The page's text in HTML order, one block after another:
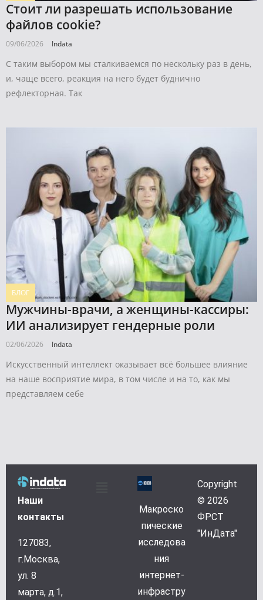
Стоит ли разрешать использование
файлов cookie?
09/06/2026 Indata
С таким выбором мы сталкиваемся по нескольку раз в день,
и, чаще всего, реакция на него будет буднично
рефлекторная. Так
БЛОГ
Мужчины-врачи, а женщины-кассиры:
ИИ анализирует гендерные роли
02/06/2026 Indata
Искусственный интеллект оказывает всё большее влияние
на наше восприятие мира, в том числе и на то, как мы
представляем себе
Наши
контакты
127083,
г.Москва,
ул. 8
марта, д.1,
Макроско
пические
исследова
ния
интернет-
инфрастру
Copyright
© 2026
ФРСТ
"ИнДата"